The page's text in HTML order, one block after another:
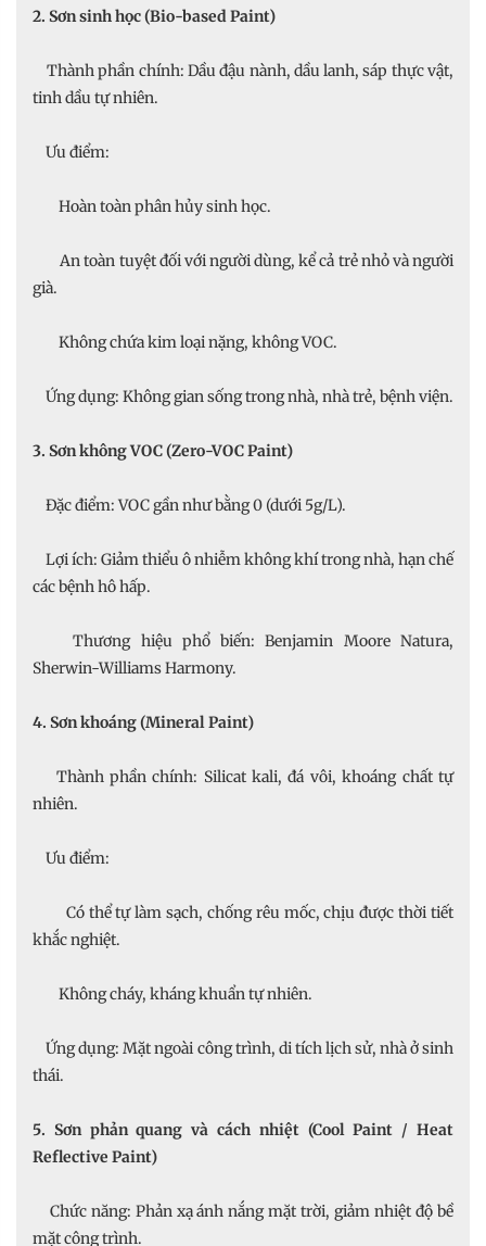
2. Sơn sinh học (Bio-based Paint)
Thành phần chính: Dầu đậu nành, dầu lanh, sáp thực vật,
tinh dầu tự nhiên.
Ưu điểm:
Hoàn toàn phân hủy sinh học.
An toàn tuyệt đối với người dùng, kể cả trẻ nhỏ và người
già.
Không chứa kim loại nặng, không VOC.
Ứng dụng: Không gian sống trong nhà, nhà trẻ, bệnh viện.
3. Sơn không VOC (Zero-VOC Paint)
Đặc điểm: VOC gần như bằng 0 (dưới 5g/L).
Lợi ích: Giảm thiểu ô nhiễm không khí trong nhà, hạn chế
các bệnh hô hấp.
Thương hiệu phổ biến: Benjamin Moore Natura,
Sherwin-Williams Harmony.
4. Sơn khoáng (Mineral Paint)
Thành phần chính: Silicat kali, đá vôi, khoáng chất tự
nhiên.
Ưu điểm:
Có thể tự làm sạch, chống rêu mốc, chịu được thời tiết
khắc nghiệt.
Không cháy, kháng khuẩn tự nhiên.
Ứng dụng: Mặt ngoài công trình, di tích lịch sử, nhà ở sinh
thái.
5. Sơn phản quang và cách nhiệt (Cool Paint / Heat
Reflective Paint)
Chức năng: Phản xạ ánh nắng mặt trời, giảm nhiệt độ bề
mặt công trình.